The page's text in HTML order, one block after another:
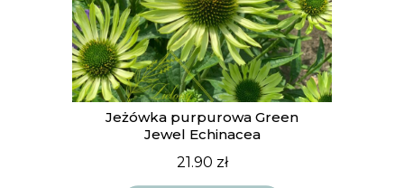
Jeżówka purpurowa Green
Jewel Echinacea
21.90 zł